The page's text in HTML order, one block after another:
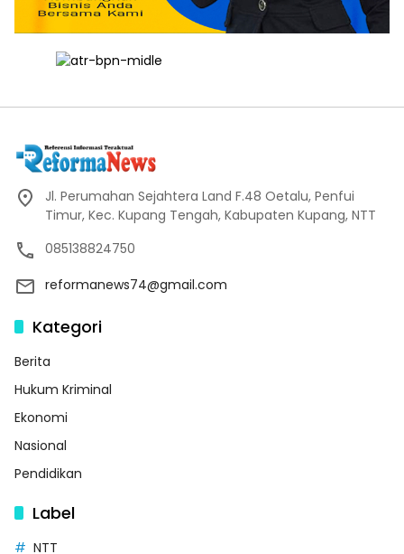
Jl. Perumahan Sejahtera Land F.48 Oetalu, Penfui
Timur, Kec. Kupang Tengah, Kabupaten Kupang, NTT
085138824750
reformanews74@gmail.com
Kategori
Berita
Hukum Kriminal
Ekonomi
Nasional
Pendidikan
Label
NTT